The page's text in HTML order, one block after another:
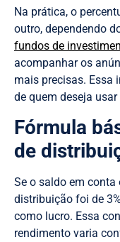
Na prática, o
outro, dependendo
fundos de
acompanhar os
mais precisas. Essa
de quem deseja
Fórmula
de
Se o saldo em conta
distribuição foi de
como lucro. Essa
rendimento varia